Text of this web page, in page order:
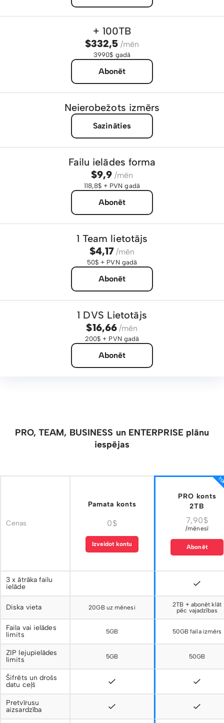
+ 100TB
$332,5 /mēn
3990$ gadā
Abonēt
Neierobežots izmērs
Sazināties
Failu ielādes forma
$9,9 /mēn
118,8$ + PVN gadā
Abonēt
1 Team lietotājs
$4,17 /mēn
50$ + PVN gadā
Abonēt
1 DVS Lietotājs
$16,66 /mēn
200$ + PVN gadā
Abonēt
PRO, TEAM, BUSINESS un ENTERPRISE plānu
iespējas
Cenas
Pamata konts
0$
Izveidot kontu
PRO konts
2TB
7,90$
/mēnesī
Abonēt
3 x ātrāka failu
ielāde
Diska vieta 20GB uz mēnesi
2TB + abonēt klāt
pēc vajadzības
Faila vai ielādes
limits
5GB 50GB faila izmērs
ZIP lejupielādes
limits
5GB 50GB
Šifrēts un drošs
datu ceļš
Pretvīrusu
aizsardzība